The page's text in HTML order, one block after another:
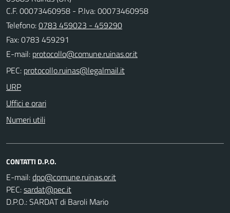
C.F. 00073460958 - P.Iva: 00073460958
Telefono:0783 459023 - 459290
Fax: 0783 459291
E-mail:
PEC:
URP
Uffici e orari
Numeri utili
CONTATTI D.P.O.
E-mail:
PEC:
D.P.O.: SARDAT di Baroli Mario